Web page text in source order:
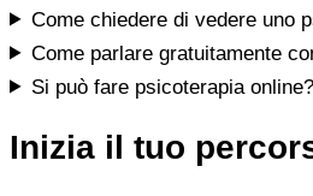
Come chiedere di vedere uno
Come parlare gratuitamente
Si può fare psicoterapia online?
Inizia il tuo